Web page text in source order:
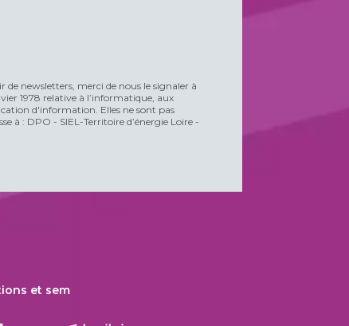
de newsletters, merci de nous le signaler à
1978 relative à l’informatique, aux
d'information. Elles ne sont pas
à : DPO - SIEL-Territoire d’énergie Loire -
et sem